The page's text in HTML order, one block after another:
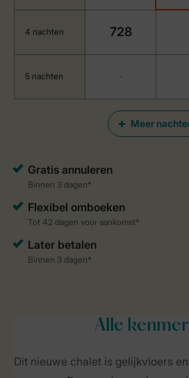
Meer
4 nachten 728
5 nachten -
Alle
Dit nieuwe chalet is gelijkvloers